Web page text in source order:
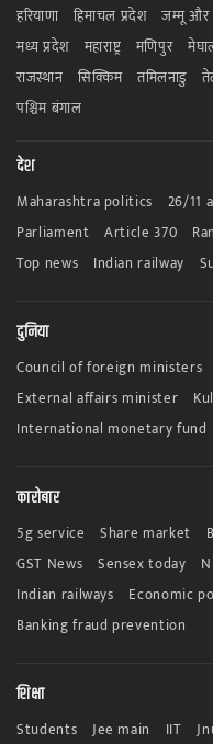
हरियाणा
हिमाचल प्रदेश जम्मू और
मध्य प्रदेश
महाराष्ट्र मणिपुर
राजस्थान
सिक्किम तमिलनाडु
पश्चिम बंगाल
देश
Maharashtra politics 26/11
Parliament
Article 370
Top news
Indian railway
दुनिया
Council of foreign ministers
External affairs minister
International monetary fund
कारोबार
5g service Share market
GST News
Sensex today
Indian railways
Economic
Banking fraud prevention
शिक्षा
Students Jee main IIT